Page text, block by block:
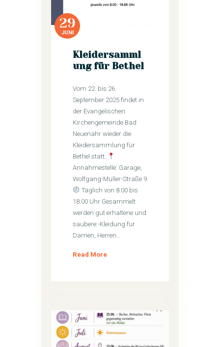
29
JUNI
Kleidersamml
ung für Bethel
Vom 22. bis 26.
September 2025 findet in
der Evangelischen
Kirchengemeinde Bad
Neuenahr wieder die
Kleidersammlung für
Bethel statt.
Annahmestelle: Garage,
Wolfgang-Müller-Straße 9
Täglich von 8:00 bis
18:00 Uhr Gesammelt
werden gut erhaltene und
saubere:-Kleidung für
Damen, Herren…
Read More